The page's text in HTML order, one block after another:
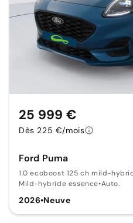
Ford Puma
1.0 ecoboost 125 ch mild-
Mild-hybride essence•Auto.
2026•Neuve
25 999 €
Dès 225 €/mois